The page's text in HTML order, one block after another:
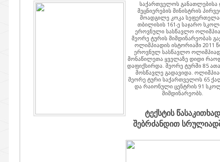
საქართველოს განათლებისა
მეცნიერების მინისტრის
მოადგილე კოკა
თბილისის 161-ე საჯარო
ეროვნული სასწავლო
მეორე ტურის მიმდინარეობას
ოლიმპიადის ისტორიაში 2011
ეროვნულ სასწავლო
მონაწილეთა ყველაზე დიდი
დაფიქსირდა. მეორე ტურში 85
მოსწავლე გადავიდა.
მეორე ტური საქართველოს 65
და რაიონული ცენტრის 91
მიმდინარეობს.
ტექსტის წასაკითხად
შებრძანდით